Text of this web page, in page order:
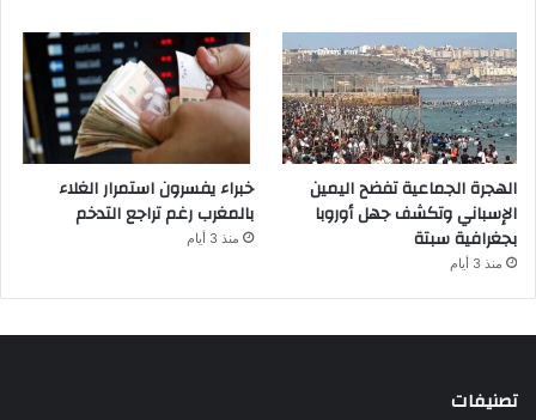
الهجرة الجماعية تفضح اليمين
الإسباني وتكشف جهل أوروبا
بجغرافية سبتة
منذ 3 أيام
خبراء يفسرون استمرار الغلاء
بالمغرب رغم تراجع التدخم
منذ 3 أيام
تصنيفات